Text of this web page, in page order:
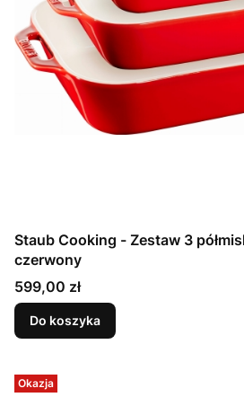
Staub Cooking - Zestaw 3
czerwony
Cena
599,00 zł
Do koszyka
Okazja